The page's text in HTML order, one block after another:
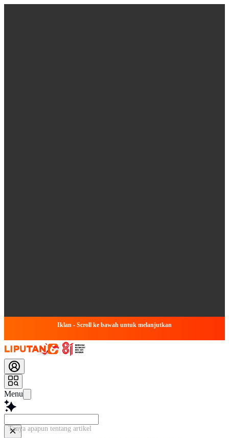
Iklan - Scroll ke bawah untuk melanjutkan
Menu
Tanya apapun tentang artikel ini...